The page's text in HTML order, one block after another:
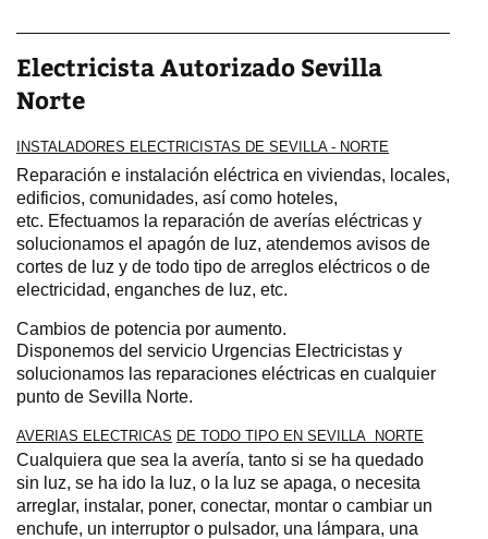
Electricista Autorizado Sevilla
Norte
INSTALADORES ELECTRICISTAS DE SEVILLA - NORTE
Reparación e instalación eléctrica en viviendas, locales,
edificios, comunidades, así como hoteles,
etc. Efectuamos la reparación de averías eléctricas y
solucionamos el apagón de luz, atendemos avisos de
cortes de luz y de todo tipo de arreglos eléctricos o de
electricidad, enganches de luz, etc.
Cambios de potencia por aumento.
Disponemos del servicio Urgencias Electricistas y
solucionamos las reparaciones eléctricas en cualquier
punto de Sevilla Norte.
AVERIAS ELECTRICAS DE TODO TIPO EN SEVILLA NORTE
Cualquiera que sea la avería, tanto si se ha quedado
sin luz, se ha ido la luz, o la luz se apaga, o necesita
arreglar, instalar, poner, conectar, montar o cambiar un
enchufe, un interruptor o pulsador, una lámpara, una